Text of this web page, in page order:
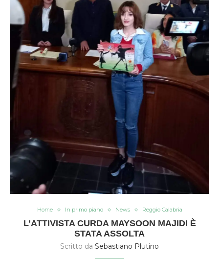
Home In primo piano News Reggio Calabria
L’ATTIVISTA CURDA MAYSOON MAJIDI È
STATA ASSOLTA
Scritto da Sebastiano Plutino